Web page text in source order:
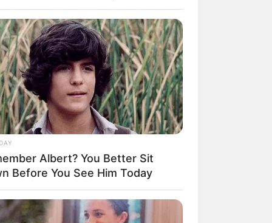
Agentes de Saúde da
história...
Agente de Saúde é indiciada
por falsificar visitas que
nunca aconteceram.
Terceiro lote da restituição
do IR paga R$ 4,61 bilhões
para 2,7 milhões de
Motos e bicicletas para ACS
e ACE: veja o passo a passo
para conseguir o benefício.
Albert? You Better Sit
Before You See Him Today